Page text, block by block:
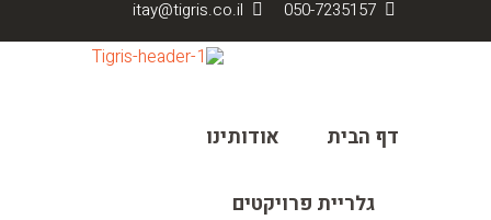
050-7235157
itay@tigris.co.il
דף הבית אודותינו
גלריית פרויקטים